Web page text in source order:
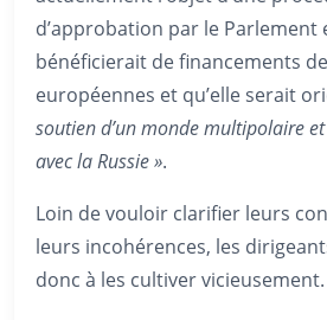
d’approbation par le Parlement
bénéficierait de financements
européennes et qu’elle serait
soutien d’un monde multipolaire
avec la Russie ».
Loin de vouloir clarifier leurs
leurs incohérences, les
donc à les cultiver